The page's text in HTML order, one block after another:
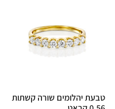
טבעת יהלומים שורה קשתות